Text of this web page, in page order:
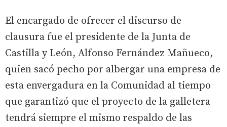
El encargado de ofrecer el discurso de
clausura fue el presidente de la Junta de
Castilla y León, Alfonso Fernández Mañueco,
quien sacó pecho por albergar una empresa de
esta envergadura en la Comunidad al tiempo
que garantizó que el proyecto de la galletera
tendrá siempre el mismo respaldo de las